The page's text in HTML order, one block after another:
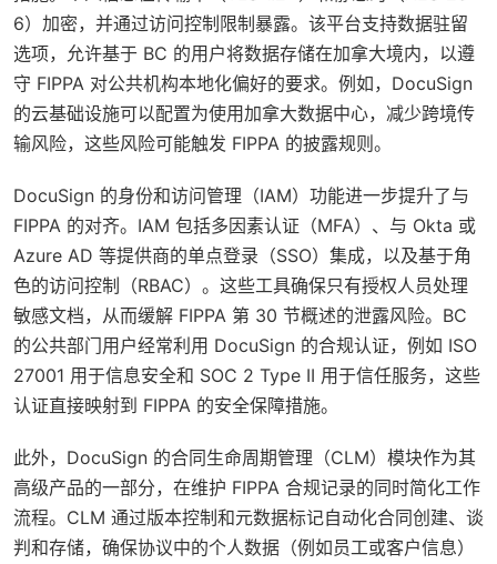
6）加密，并通过访问控制限制暴露。该平台支持数据驻留
选项，允许基于 BC 的用户将数据存储在加拿大境内，以遵
守 FIPPA 对公共机构本地化偏好的要求。例如，DocuSign
的云基础设施可以配置为使用加拿大数据中心，减少跨境传
输风险，这些风险可能触发 FIPPA 的披露规则。
DocuSign 的身份和访问管理（IAM）功能进一步提升了与
FIPPA 的对齐。IAM 包括多因素认证（MFA）、与 Okta 或
Azure AD 等提供商的单点登录（SSO）集成，以及基于角
色的访问控制（RBAC）。这些工具确保只有授权人员处理
敏感文档，从而缓解 FIPPA 第 30 节概述的泄露风险。BC
的公共部门用户经常利用 DocuSign 的合规认证，例如 ISO
27001 用于信息安全和 SOC 2 Type II 用于信任服务，这些
认证直接映射到 FIPPA 的安全保障措施。
此外，DocuSign 的合同生命周期管理（CLM）模块作为其
高级产品的一部分，在维护 FIPPA 合规记录的同时简化工作
流程。CLM 通过版本控制和元数据标记自动化合同创建、谈
判和存储，确保协议中的个人数据（例如员工或客户信息）